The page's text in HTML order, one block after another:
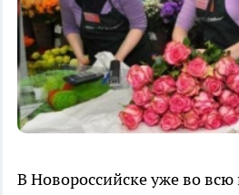
В Новороссийске уже во всю